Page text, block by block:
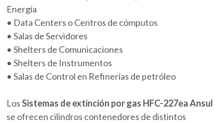
Energía
• Data Centers o Centros de cómputos
• Salas de Servidores
• Shelters de Comunicaciones
• Shelters de Instrumentos
• Salas de Control en Refinerías de petróleo
LosSistemas de extinción por gas HFC-227ea Ansul
se ofrecen cilindros contenedores de distintos